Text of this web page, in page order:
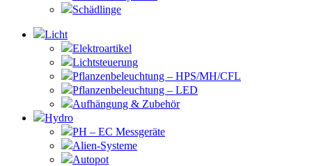
Schädlinge
Licht
Elektroartikel
Lichtsteuerung
Pflanzenbeleuchtung – HPS/MH/CFL
Pflanzenbeleuchtung – LED
Aufhängung & Zubehör
Hydro
PH – EC Messgeräte
Alien-Systeme
Autopot